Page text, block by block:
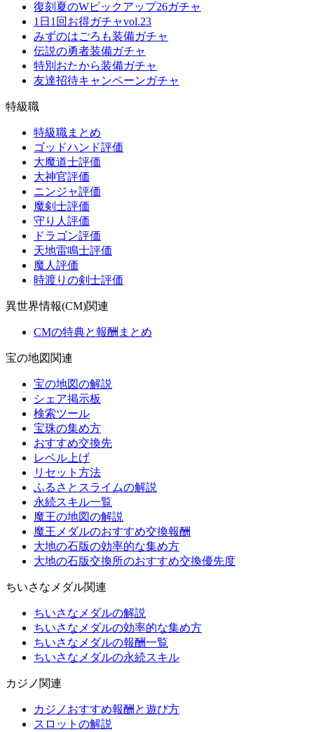
復刻夏のWピックアップ26ガチャ
1日1回お得ガチャvol.23
みずのはごろも装備ガチャ
伝説の勇者装備ガチャ
特別おたから装備ガチャ
友達招待キャンペーンガチャ
特級職
特級職まとめ
ゴッドハンド評価
大魔道士評価
大神官評価
ニンジャ評価
魔剣士評価
守り人評価
ドラゴン評価
天地雷鳴士評価
魔人評価
時渡りの剣士評価
異世界情報(CM)関連
CMの特典と報酬まとめ
宝の地図関連
宝の地図の解説
シェア掲示板
検索ツール
宝珠の集め方
おすすめ交換先
レベル上げ
リセット方法
ふるさとスライムの解説
永続スキル一覧
魔王の地図の解説
魔王メダルのおすすめ交換報酬
大地の石版の効率的な集め方
大地の石版交換所のおすすめ交換優先度
ちいさなメダル関連
ちいさなメダルの解説
ちいさなメダルの効率的な集め方
ちいさなメダルの報酬一覧
ちいさなメダルの永続スキル
カジノ関連
カジノおすすめ報酬と遊び方
スロットの解説